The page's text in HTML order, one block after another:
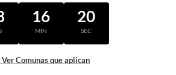
16
MIN
20
SEC
Ver Comunas que aplican